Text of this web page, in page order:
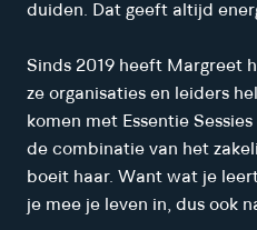
duiden. Dat geeft altijd
Sinds 2019 heeft Margreet
ze organisaties en leiders
komen met Essentie
de combinatie van het
boeit haar. Want wat je
je mee je leven in, dus ook